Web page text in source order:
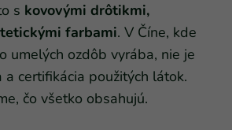
s kovovými drôtikmi,
farbami. V Číne, kde
umelých ozdôb vyrába, nie je
a certifikácia použitých látok.
čo všetko obsahujú.